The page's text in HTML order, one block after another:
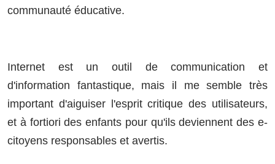
communauté éducative.
Internet est un outil de communication et
d'information fantastique, mais il me semble très
important d'aiguiser l'esprit critique des utilisateurs,
et à fortiori des enfants pour qu'ils deviennent des e-
citoyens responsables et avertis.